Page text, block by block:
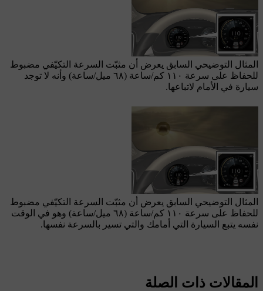
المثال التوضيحي السابق يعرض أن مثبّت السرعة التكيّفي مضبوط
للحفاظ على سرعة ١١٠ كم/ساعة (٦٨ ميل/ساعة
) وأنه لا توجد
سيارة في الأمام لاتباعها.
المثال التوضيحي السابق يعرض أن مثبّت السرعة التكيّفي مضبوط
للحفاظ على سرعة ١١٠ كم/ساعة (٦٨ ميل/ساعة
) وهو في الوقت
نفسه يتبع السيارة التي أمامك والتي تسير بالسرعة نفسها.
المقالات ذات الصلة